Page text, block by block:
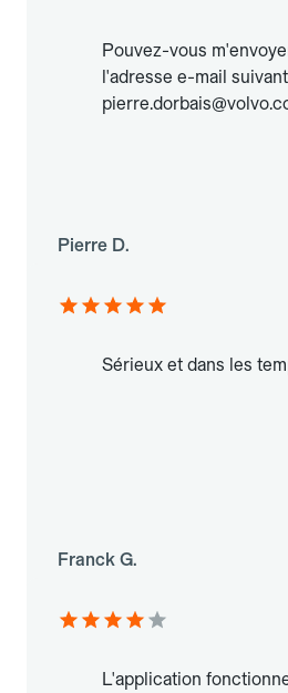
Pouvez-vous
l'adresse e-mail
Pierre D.
Sérieux et dans les
Franck G.
L'application